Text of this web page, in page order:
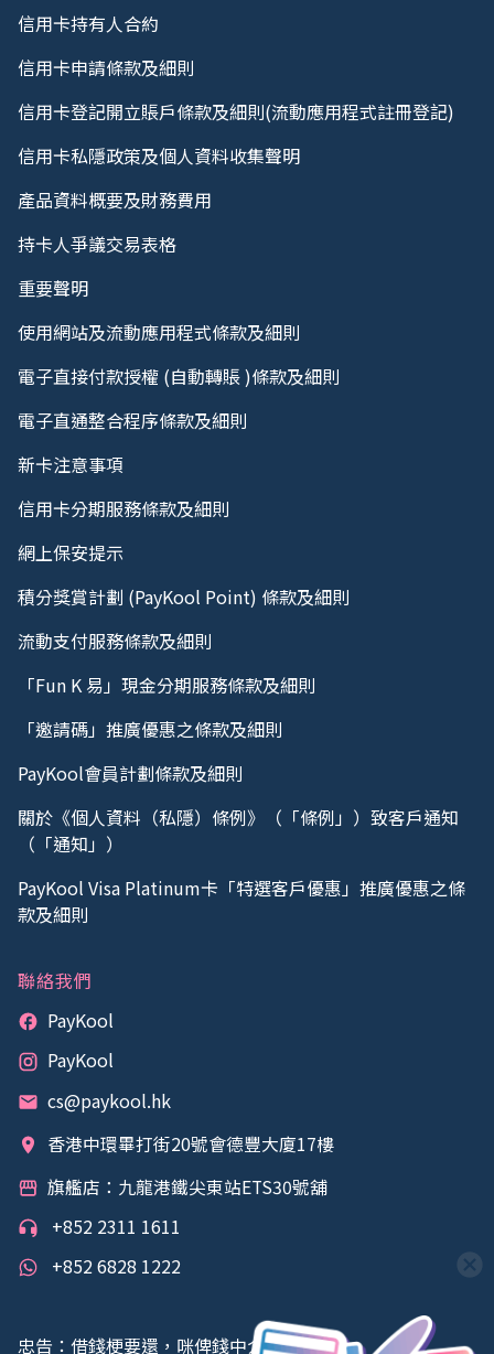
信用卡持有人合約
信用卡申請條款及細則
信用卡登記開立賬戶條款及細則(流動應用程式註冊登記)
信用卡私隱政策及個人資料收集聲明
產品資料概要及財務費用
持卡人爭議交易表格
重要聲明
使用網站及流動應用程式條款及細則
電子直接付款授權 (自動轉賬 )條款及細則
電子直通整合程序條款及細則
新卡注意事項
信用卡分期服務條款及細則
網上保安提示
積分獎賞計劃 (PayKool Point) 條款及細則
流動支付服務條款及細則
「Fun K 易」現金分期服務條款及細則
「邀請碼」推廣優惠之條款及細則
PayKool會員計劃條款及細則
關於《個人資料（私隱）條例》（「條例」）致客戶通知
（「通知」）
PayKool Visa Platinum卡「特選客戶優惠」推廣優惠之條
款及細則
聯絡我們
PayKool
PayKool
cs@paykool.hk
香港中環畢打街20號會德豐大廈17樓
旗艦店：九龍港鐵尖東站ETS30號舖
+852 2311 1611
+852 6828 1222
忠告：借錢梗要還，咪俾錢中介